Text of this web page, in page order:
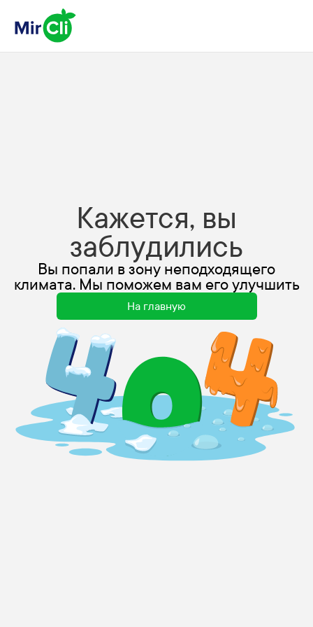
Кажется, вы
заблудились
Вы попали в зону неподходящего
климата. Мы поможем вам его улучшить
На главную